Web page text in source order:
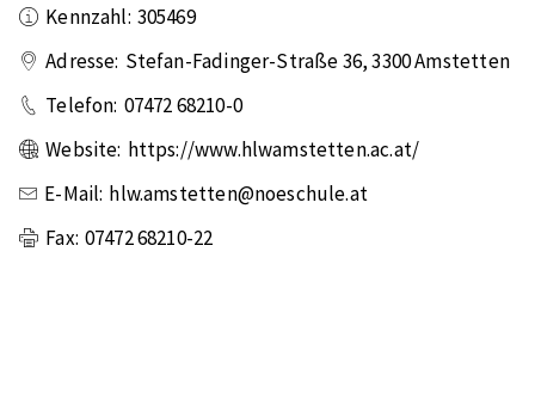
Kennzahl: 305469
Adresse: Stefan-Fadinger-Straße 36,3300Amstetten
Telefon: 07472 68210-0
Website: https://www.hlwamstetten.ac.at/
E-Mail: hlw.amstetten@noeschule.at
Fax: 07472 68210-22